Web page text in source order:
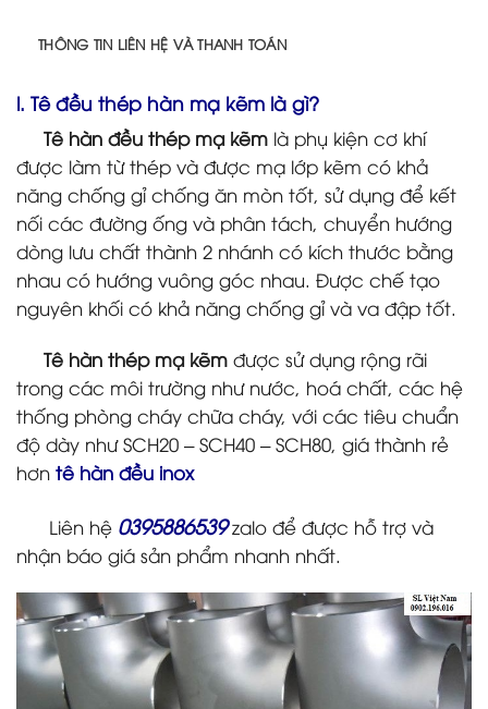
THÔNG TIN LIÊN HỆ VÀ THANH TOÁN
l. Tê đều thép hàn mạ kẽm là gì?
Tê hàn đều thép mạ kẽm là phụ kiện cơ khí
được làm từ thép và được mạ lớp kẽm có khả
năng chống gỉ chống ăn mòn tốt, sử dụng để kết
nối các đường ống và phân tách, chuyển hướng
dòng lưu chất thành 2 nhánh có kích thước bằng
nhau có hướng vuông góc nhau. Được chế tạo
nguyên khối có khả năng chống gỉ và va đập tốt.
Tê hàn thép mạ kẽm được sử dụng rộng rãi
trong các môi trường như nước, hoá chất, các hệ
thống phòng cháy chữa cháy, với các tiêu chuẩn
độ dày như SCH20 – SCH40 – SCH80, giá thành rẻ
hơn tê hàn đều inox
Liên hệ 0395886539zalo để được hỗ trợ và
nhận báo giá sản phẩm nhanh nhất.